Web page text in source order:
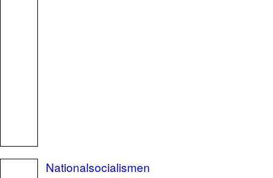
Nationalsocialismen